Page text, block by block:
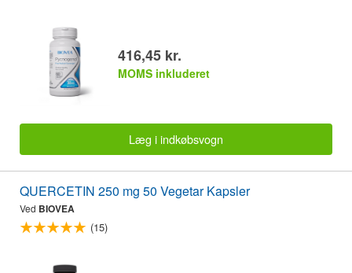
416,45 kr.
MOMS inkluderet
Læg i indkøbsvogn
QUERCETIN 250 mg 50 Vegetar Kapsler
Ved BIOVEA
(15)